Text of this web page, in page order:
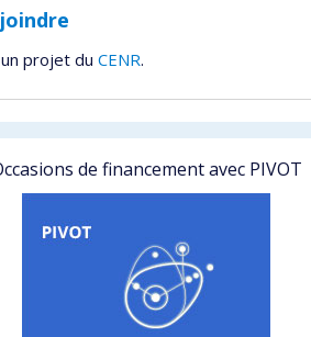
projet du CENR.
de financement avec PIVOT